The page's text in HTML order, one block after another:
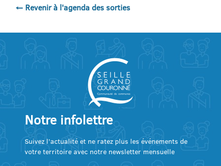
← Revenir à l'agenda des sorties
Notre infolettre
Suivez l’actualité et ne ratez plus les événements de
votre territoire avec notre newsletter mensuelle